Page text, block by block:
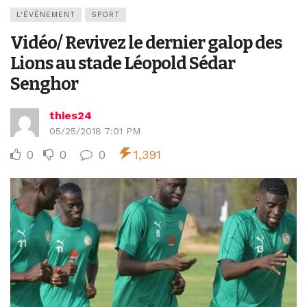
L'ÉVÉNEMENT SPORT
Vidéo/ Revivez le dernier galop des
Lions au stade Léopold Sédar
Senghor
thies24
05/25/2018 7:01 PM
0 0 0 1,391